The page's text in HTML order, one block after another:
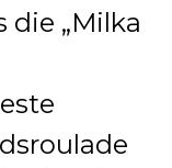
die „Milka